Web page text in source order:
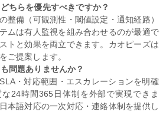
ちらを優先すべきですか？
整備（可観測性・閾値設定・通知経路）
ムは有人監視を組み合わせるのが最適で
トと効果を両立できます。カオピーズは
ご提案します。
問題ありませんか？
・対応範囲・エスカレーションを明確
24時間365日体制を外部で実現できま
本語対応の一次対応・連絡体制を提供し